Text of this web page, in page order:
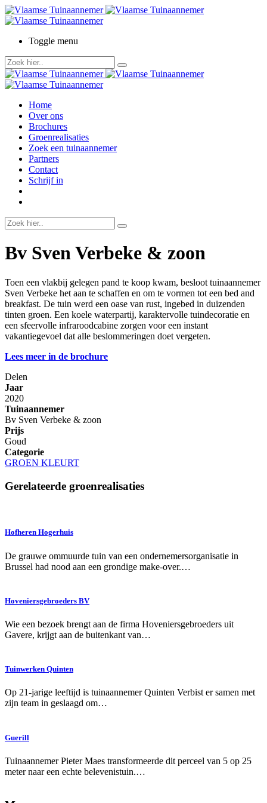
Toggle menu
Home
Over ons
Brochures
Groenrealisaties
Zoek een tuinaannemer
Partners
Contact
Schrijf in
Bv Sven Verbeke & zoon
Toen een vlakbij gelegen pand te koop kwam, besloot tuinaannemer
Sven Verbeke het aan te schaffen en om te vormen tot een bed and
breakfast. De tuin werd een oase van rust, ingebed in duizenden
tinten groen. Een koele waterpartij, karaktervolle tuindecoratie en
een sfeervolle infraroodcabine zorgen voor een instant
vakantiegevoel dat alle beslommeringen doet vergeten.
Lees meer in de brochure
Delen
Jaar
2020
Tuinaannemer
Bv Sven Verbeke & zoon
Prijs
Goud
Categorie
GROEN KLEURT
Gerelateerde groenrealisaties
Hofheren Hogerhuis
De grauwe ommuurde tuin van een ondernemersorganisatie in
Brussel had nood aan een grondige make-over.…
Hoveniersgebroeders BV
Wie een bezoek brengt aan de firma Hoveniersgebroeders uit
Gavere, krijgt aan de buitenkant van…
Tuinwerken Quinten
Op 21-jarige leeftijd is tuinaannemer Quinten Verbist er samen met
zijn team in geslaagd om…
Guerill
Tuinaannemer Pieter Maes transformeerde dit perceel van 5 op 25
meter naar een echte belevenistuin.…